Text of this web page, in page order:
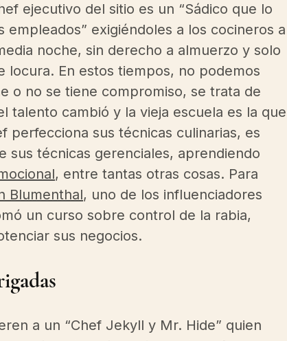
ejecutivo del sitio es un “Sádico que lo
empleados” exigiéndoles a los cocineros a
noche, sin derecho a almuerzo y solo
locura. En estos tiempos, no podemos
o no se tiene compromiso, se trata de
talento cambió y la vieja escuela es la que
perfecciona sus técnicas culinarias, es
sus técnicas gerenciales, aprendiendo
, entre tantas otras cosas. Para
Blumenthal, uno de los influenciadores
un curso sobre control de la rabia,
sus negocios.
a un “Chef Jekyll y Mr. Hide” quien